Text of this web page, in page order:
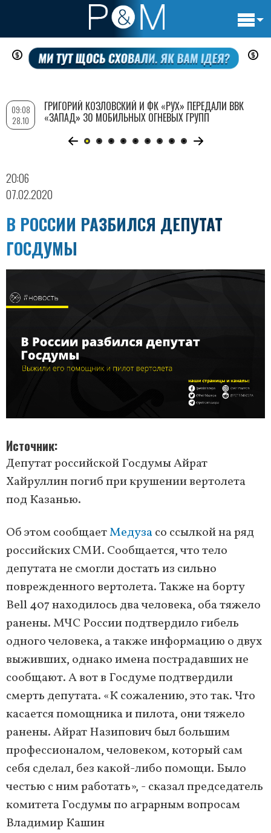
Перейти
содержанию
20:06
07.02.2020
В РОССИИ РАЗБИЛСЯ ДЕПУТАТ
ГОСДУМЫ
Источник
Депутат российской Госдумы Айрат
Хайруллин погиб при крушении вертолета
под Казанью.
Об этом сообщаетМедузасо ссылкой на ряд
российских СМИ. Сообщается, что тело
депутата не смогли достать из сильно
поврежденного вертолета. Также на борту
Bell 407 находилось два человека, оба тяжело
ранены. МЧС России подтвердило гибель
одного человека, а также информацию о двух
выживших, однако имена пострадавших не
сообщают. А вот в Госдуме подтвердили
смерть депутата. «К сожалению, это так. Что
касается помощника и пилота, они тяжело
ранены. Айрат Назипович был большим
профессионалом, человеком, который сам
себя сделал, без какой-либо помощи. Было
честью с ним работать», - сказал председатель
комитета Госдумы по аграрным вопросам
Владимир Кашин
09:08
28.10
ГРИГОРИЙ КОЗЛОВСКИЙ И ФК «РУХ» ПЕРЕДАЛИ ВВК
«ЗАПАД» 30 МОБИЛЬНЫХ ОГНЕВЫХ ГРУПП